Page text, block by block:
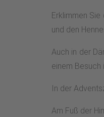
Erklimmen
und den
Auch in der
einem Besuch
In der
Am Fuß der